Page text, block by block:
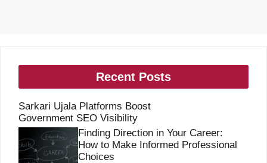
Recent Posts
Sarkari Ujala Platforms Boost
Government SEO Visibility
Finding Direction in Your Career:
How to Make Informed Professional
Choices